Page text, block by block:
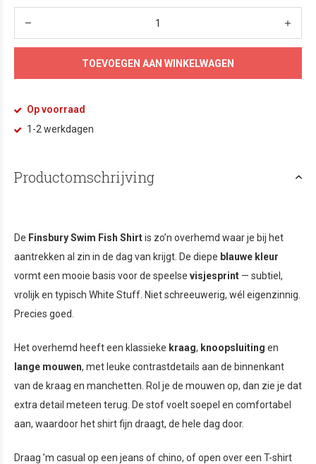
TOEVOEGEN AAN WINKELWAGEN
Op voorraad
1-2 werkdagen
Productomschrijving
De Finsbury Swim Fish Shirtis zo’n overhemd waar je bij het
aantrekken al zin in de dag van krijgt. De diepe blauwe kleur
vormt een mooie basis voor de speelse visjesprint — subtiel,
vrolijk en typisch White Stuff. Niet schreeuwerig, wél eigenzinnig.
Precies goed.
Het overhemd heeft een klassieke kraag, knoopsluiting en
lange mouwen, met leuke contrastdetails aan de binnenkant
van de kraag en manchetten. Rol je de mouwen op, dan zie je dat
extra detail meteen terug. De stof voelt soepel en comfortabel
aan, waardoor het shirt fijn draagt, de hele dag door.
Draag ’m casual op een jeans of chino, of open over een T-shirt